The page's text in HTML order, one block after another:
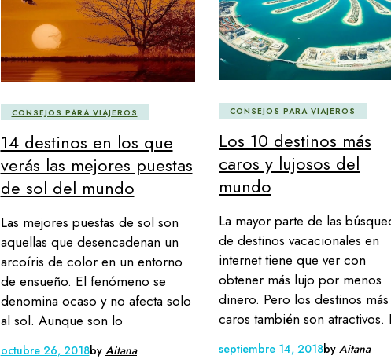
CONSEJOS PARA VIAJEROS
14 destinos en los que
verás las mejores puestas
de sol del mundo
Las mejores puestas de sol son
aquellas que desencadenan un
arcoíris de color en un entorno
de ensueño. El fenómeno se
denomina ocaso y no afecta solo
al sol. Aunque son lo
octubre 26, 2018by Aitana
CONSEJOS PARA VIAJEROS
Los 10 destinos más
caros y lujosos del
mundo
La mayor parte de las
de destinos vacacionales en
internet tiene que ver con
obtener más lujo por menos
dinero. Pero los destinos más
caros también son atractivos.
septiembre 14, 2018by Aitana